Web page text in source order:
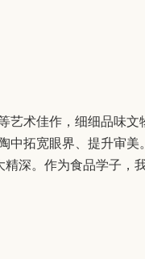
艺术佳作，细细品味文
中拓宽眼界、提升审美
深。作为食品学子，